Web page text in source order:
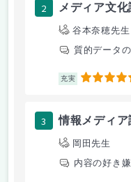
2 メディア文化
谷本奈穂先生
質的データ
充実 5
3 情報メディア
岡田先生
内容の好き